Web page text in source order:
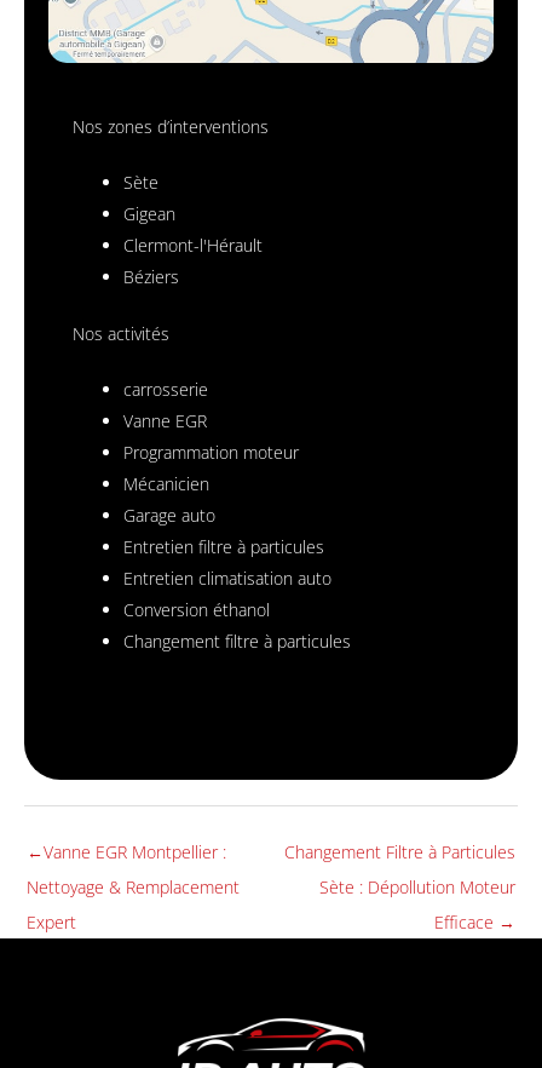
Nos zones d’interventions
Sète
Gigean
Clermont-l'Hérault
Béziers
Nos activités
carrosserie
Vanne EGR
Programmation moteur
Mécanicien
Garage auto
Entretien filtre à particules
Entretien climatisation auto
Conversion éthanol
Changement filtre à particules
←Vanne EGR Montpellier :
Nettoyage & Remplacement
Expert
Changement Filtre à Particules
Sète : Dépollution Moteur
Efficace →